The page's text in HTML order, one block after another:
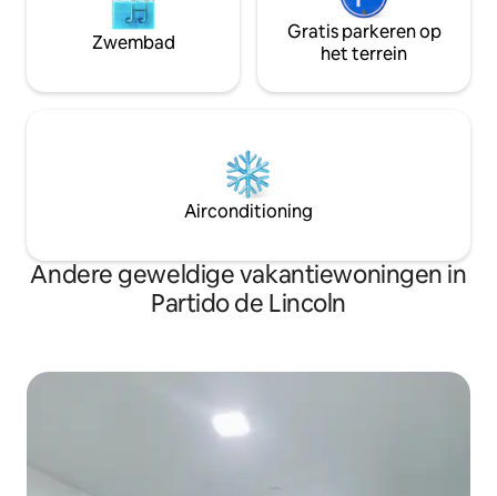
Zwembad
Gratis parkeren op
het terrein
Airconditioning
Andere geweldige vakantiewoningen in
Partido de Lincoln